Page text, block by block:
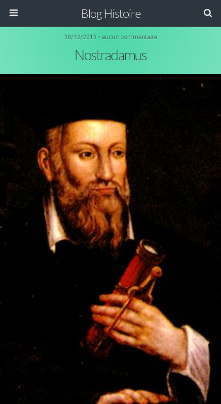
Blog Histoire
30/12/2013 • aucun commentaire
Nostradamus